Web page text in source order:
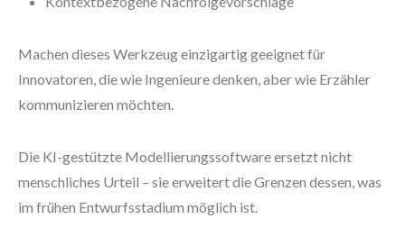
Machen dieses Werkzeug einzigartig geeignet für
Innovatoren, die wie Ingenieure denken, aber wie Erzähler
kommunizieren möchten.
Die KI-gestützte Modellierungssoftware ersetzt nicht
menschliches Urteil – sie erweitert die Grenzen dessen, was
im frühen Entwurfsstadium möglich ist.